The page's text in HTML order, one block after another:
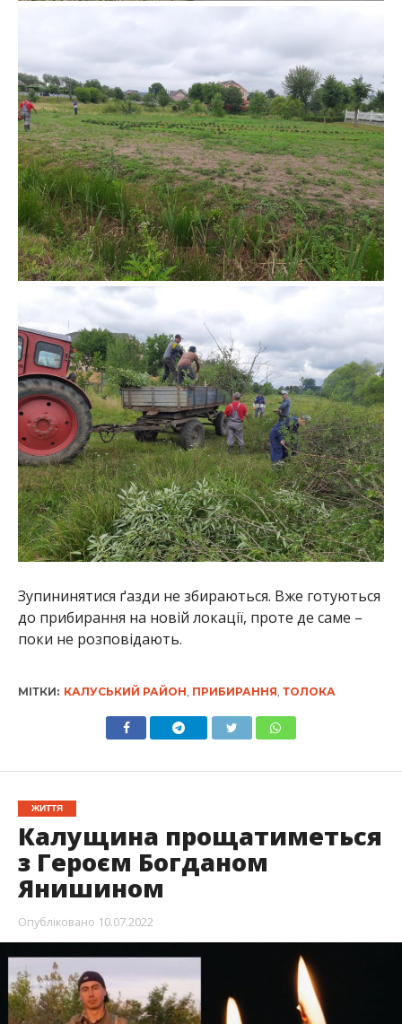
Зупининятися ґазди не збираються. Вже готуються
до прибирання на новій локації, проте де саме –
поки не розповідають.
МІТКИ: КАЛУСЬКИЙ РАЙОН ПРИБИРАННЯ ТОЛОКА
ЖИТТЯ
Калущина прощатиметься
з Героєм Богданом
Янишином
Опубліковано 10.07.2022